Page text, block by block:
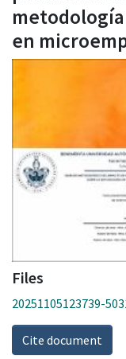
en
Files
20251105123739-
Cite document